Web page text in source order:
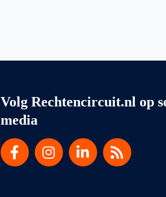
Volg Rechtencircuit.nl op
media